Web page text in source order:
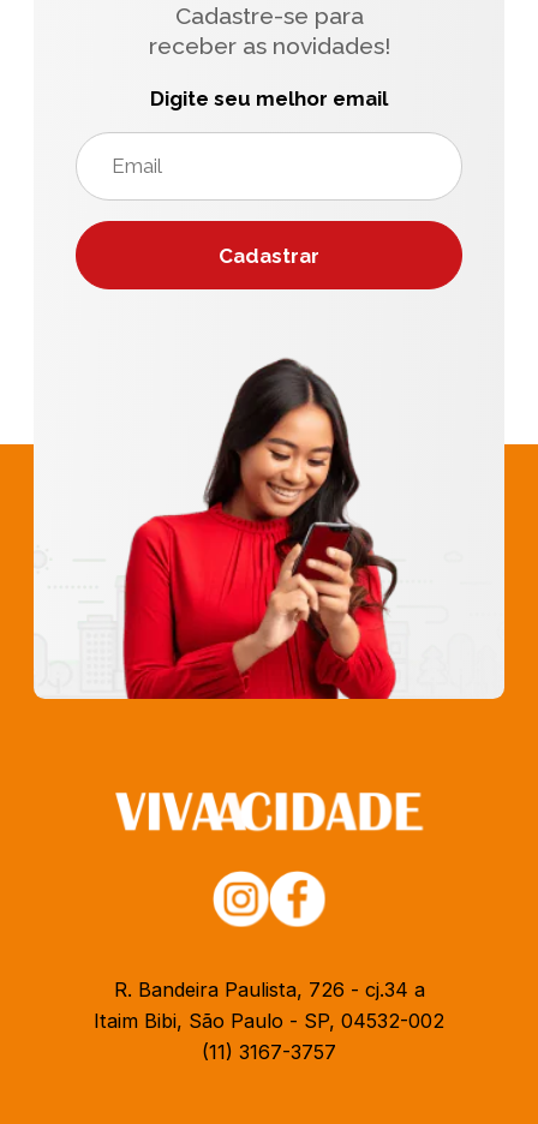
Cadastre-se para
receber as novidades!
Digite seu melhor email
R. Bandeira Paulista, 726 - cj.34 a
Itaim Bibi, São Paulo - SP, 04532-002
(11) 3167-3757